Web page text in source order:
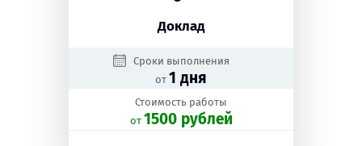
Доклад
Сроки выполнения
от 1 дня
Стоимость работы
oт 1500 рублей